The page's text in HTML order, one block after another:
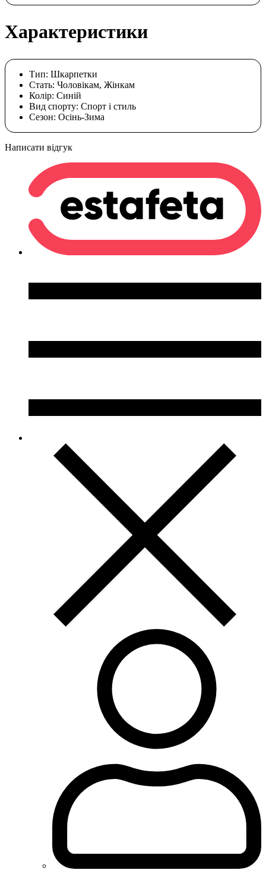
Характеристики
Тип: Шкарпетки
Стать: Чоловікам, Жінкам
Колір: Cиній
Вид спорту: Спорт і стиль
Сезон: Осінь-Зима
Написати відгук